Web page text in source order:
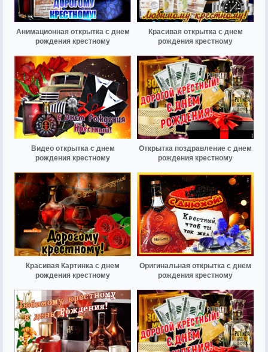
Анимационная открытка с днем
рождения крестному
Красивая открытка с днем
рождения крестному
Видео открытка с днем
рождения крестному
Открытка поздравление с днем
рождения крестному
Красивая Картинка с днем
рождения крестному
Оригинальная открытка с днем
рождения крестному